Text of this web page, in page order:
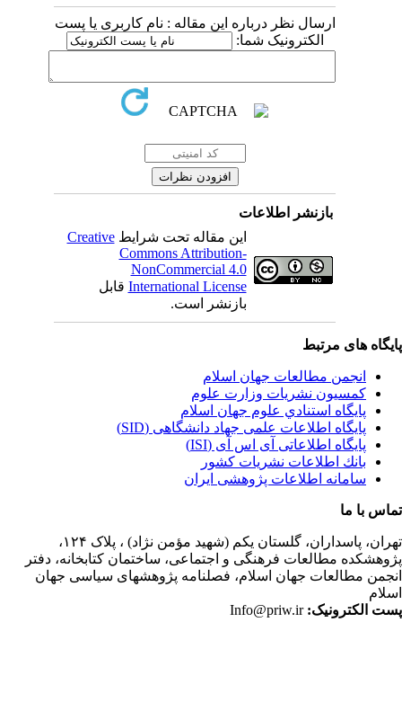
ارسال نظر درباره این مقاله : نام کاربری یا پست
الکترونیک شما:
بازنشر اطلاعات
این مقاله تحت شرایطCreative
Commons Attribution-
NonCommercial 4.0
International Licenseقابل
بازنشر است.
های مرتبط
انجمن مطالعات جهان اسلام
کمسیون نشریات وزارت علوم
پايگاه استنادي علوم جهان اسلام
پایگاه اطلاعات علمی جهاد دانشگاهی (SID)
پایگاه اطلاعاتی آی اس آی (ISI)
بانك اطلاعات نشريات كشور
سامانه اطلاعات پژوهشی ایران
با ما
پاسداران، گلستان یکم (شهید مؤمن نژاد) ، پلاک ۱۲۴،
مطالعات فرهنگی و اجتماعی، ساختمان کتابخانه، دفتر
مطالعات جهان اسلام، فصلنامه پژوهشهای سیاسی جهان
الکترونیک:Info@priw.ir